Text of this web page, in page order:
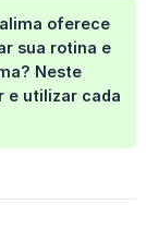
oferece
sua rotina e
Neste
e utilizar cada